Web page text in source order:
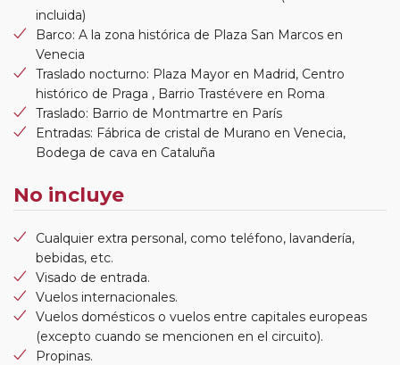
incluida)
Barco: A la zona histórica de Plaza San Marcos en
Venecia
Traslado nocturno: Plaza Mayor en Madrid, Centro
histórico de Praga , Barrio Trastévere en Roma
Traslado: Barrio de Montmartre en París
Entradas: Fábrica de cristal de Murano en Venecia,
Bodega de cava en Cataluña
No incluye
Cualquier extra personal, como teléfono, lavandería,
bebidas, etc.
Visado de entrada.
Vuelos internacionales.
Vuelos domésticos o vuelos entre capitales europeas
(excepto cuando se mencionen en el circuito).
Propinas.